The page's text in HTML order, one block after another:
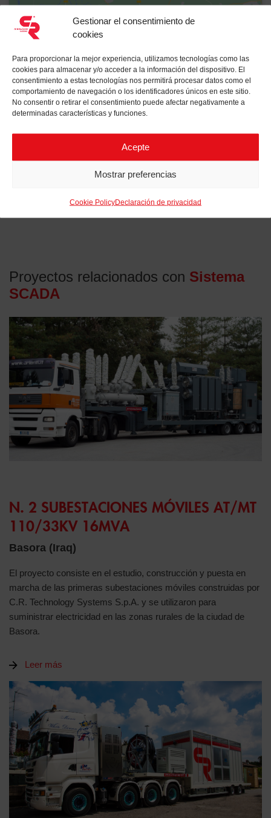
Gestionar el consentimiento de
cookies
Para proporcionar la mejor experiencia, utilizamos tecnologías como las
cookies para almacenar y/o acceder a la información del dispositivo. El
consentimiento a estas tecnologías nos permitirá procesar datos como el
comportamiento de navegación o los identificadores únicos en este sitio.
No consentir o retirar el consentimiento puede afectar negativamente a
determinadas características y funciones.
Acepte
Mostrar preferencias
Cookie PolicyDeclaración de privacidad
Haz clic para aceptar cookies de marketing
y permitir este contenido
Proyectos relacionados con Sistema
SCADA
N. 2 SUBESTACIONES MÓVILES AT/MT
110/33KV 16MVA
Basora (Iraq)
El proyecto consiste en el estudio, construcción y puesta en
marcha de las primeras subestaciones móviles construidas por
C.R. Technology Systems S.p.A. y se utilizaron para
suministrar electricidad en las zonas rurales de la ciudad de
Basora.
Leer más